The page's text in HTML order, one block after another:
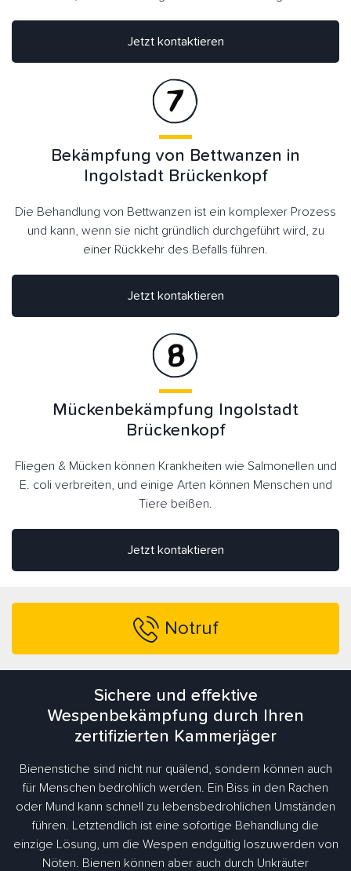
Jetzt kontaktieren
Bekämpfung von Bettwanzen in
Ingolstadt Brückenkopf
Die Behandlung von Bettwanzen ist ein komplexer Prozess
und kann, wenn sie nicht gründlich durchgeführt wird, zu
einer Rückkehr des Befalls führen.
Jetzt kontaktieren
Jetzt kontaktieren
Mückenbekämpfung Ingolstadt
Brückenkopf
Fliegen & Mücken können Krankheiten wie Salmonellen und
E. coli verbreiten, und einige Arten können Menschen und
Tiere beißen.
Notruf
Sichere und effektive
Wespenbekämpfung durch Ihren
zertifizierten Kammerjäger
Bienenstiche sind nicht nur quälend, sondern können auch
für Menschen bedrohlich werden. Ein Biss in den Rachen
oder Mund kann schnell zu lebensbedrohlichen Umständen
führen. Letztendlich ist eine sofortige Behandlung die
einzige Lösung, um die Wespen endgültig loszuwerden von
Nöten. Bienen können aber auch durch Unkräuter